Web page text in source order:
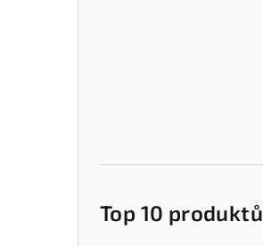
Top 10 produktů